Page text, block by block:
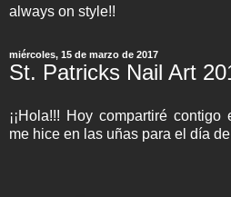
always on style!!
miércoles, 15 de marzo de 2017
St. Patricks Nail Art
¡¡Hola!!! Hoy compartiré
me hice en las uñas para el día